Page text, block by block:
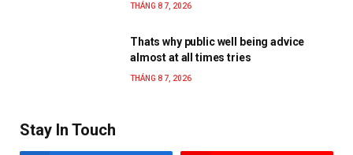
THÁNG 8 7, 2026
Thats why public well being advice
almost at all times tries
THÁNG 8 7, 2026
Stay In Touch